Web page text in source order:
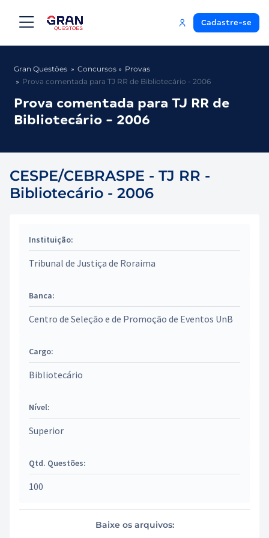
Cadastre-se
Gran Questões Concursos
Provas
Prova comentada para TJ RR de Bibliotecário - 2006
Prova comentada para TJ RR de
Bibliotecário - 2006
CESPE/CEBRASPE - TJ RR -
Bibliotecário - 2006
Instituição:
Tribunal de Justiça de Roraima
Banca:
Centro de Seleção e de Promoção de Eventos UnB
Cargo:
Bibliotecário
Nível:
Superior
Qtd. Questões:
100
Baixe os arquivos: